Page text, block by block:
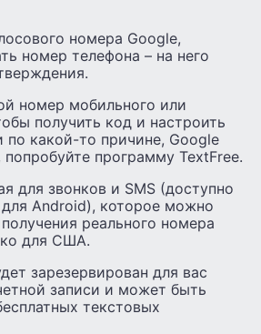
номера Google,
номер телефона – на него
номер мобильного или
получить код и настроить
по какой-то причине, Google
попробуйте программу TextFree.
для звонков и SMS (доступно
для Android), которое можно
реального номера
для США.
зарезервирован для вас
записи и может быть
текстовых